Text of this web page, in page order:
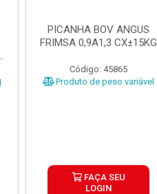
PICANHA BOV ANGUS
FRIMSA 0,9A1,3 CX±15KG
Código: 45865
Produto de peso variável
FAÇA SEU
LOGIN